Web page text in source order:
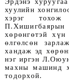
хуулийн
хэрэг
хөрөнгөтэй
өлгөлсөн
хандаж эд
нэг иргэн
махны машинд
тодорхой.